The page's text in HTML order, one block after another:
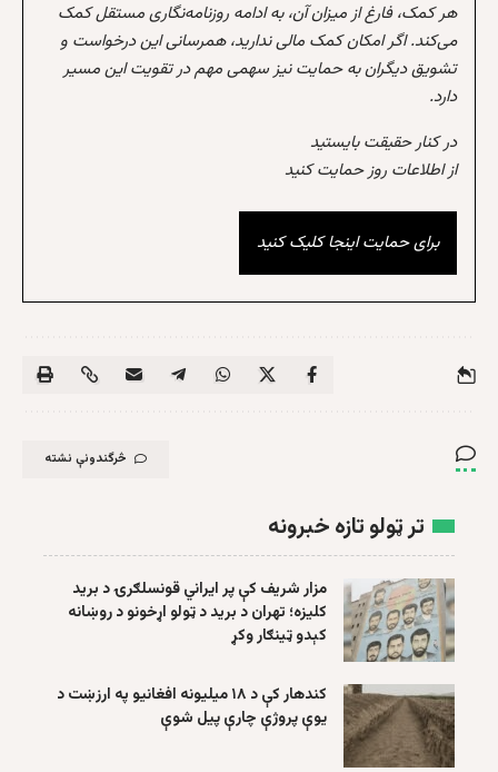
هر کمک، فارغ از میزان آن، به ادامه روزنامه‌نگاری مستقل کمک
می‌کند. اگر امکان کمک مالی ندارید، همرسانی این درخواست و
تشویق دیگران به حمایت نیز سهمی مهم در تقویت این مسیر
دارد.
در کنار حقیقت بایستید
از اطلاعات روز حمایت کنید
برای حمایت اینجا کلیک کنید
څرگندونې نشته
تر ټولو تازه خبرونه
مزار شریف کې پر ایراني قونسلګرۍ د برید
کلیزه؛ تهران د برید د ټولو اړخونو د روښانه
کېدو ټینګار وکړ
کندهار کې د ۱۸ میلیونه افغانیو په ارزښت د
یوې پروژې چارې پیل شوې